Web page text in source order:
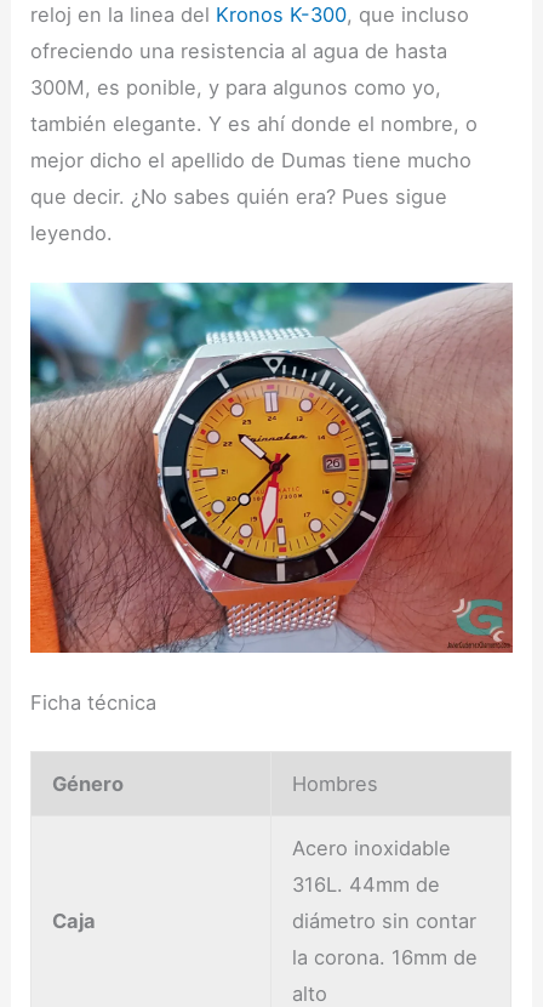
reloj en la linea del Kronos K-300, que incluso
ofreciendo una resistencia al agua de hasta
300M, es ponible, y para algunos como yo,
también elegante. Y es ahí donde el nombre, o
mejor dicho el apellido de Dumas tiene mucho
que decir. ¿No sabes quién era? Pues sigue
leyendo.
Ficha técnica
Género Hombres
Caja
Acero inoxidable
316L. 44mm de
diámetro sin contar
la corona. 16mm de
alto